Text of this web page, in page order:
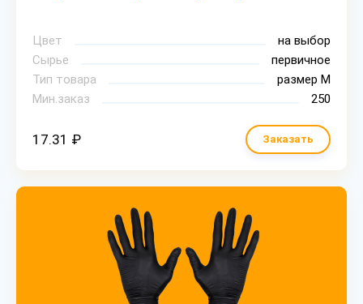
Цвет
на выбор
Сырье
первичное
Тип товара
размер М
Мин.заказ
250
17.31 ₽ Заказать